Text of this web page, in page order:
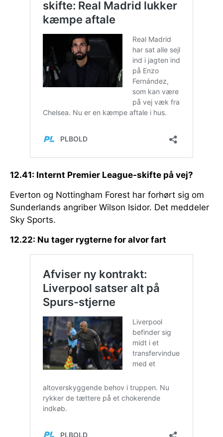
12.41: Internt Premier League-skifte på vej?
Everton og Nottingham Forest har forhørt sig om
Sunderlands angriber Wilson Isidor. Det meddeler
Sky Sports.
12.22: Nu tager rygterne for alvor fart